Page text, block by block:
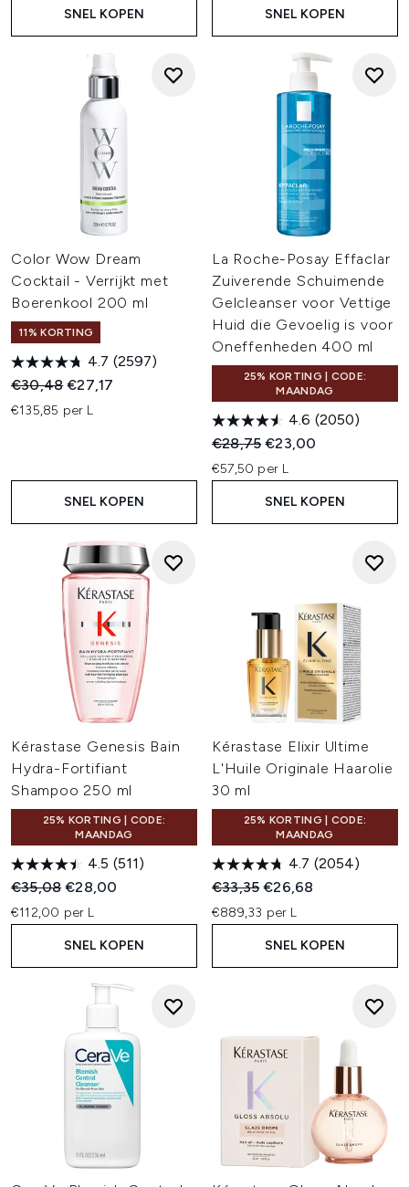
SNEL KOPEN SNEL KOPEN
Color Wow Dream
Cocktail - Verrijkt met
Boerenkool 200 ml
11% KORTING
4.7 (2597)
Recommended Retail Price:
€30,48Huidige prijs:
€27,17
€135,85 per L
SNEL KOPEN
La Roche-Posay Effaclar
Zuiverende Schuimende
Gelcleanser voor Vettige
Huid die Gevoelig is voor
Oneffenheden 400 ml
25% KORTING | CODE:
MAANDAG
4.6 (2050)
Recommended Retail Price:
€28,75Huidige prijs:
€23,00
€57,50 per L
SNEL KOPEN
Kérastase Genesis Bain
Hydra-Fortifiant
Shampoo 250 ml
25% KORTING | CODE:
MAANDAG
4.5 (511)
Recommended Retail Price:
€35,08Huidige prijs:
€28,00
€112,00 per L
SNEL KOPEN
Kérastase Elixir Ultime
L'Huile Originale Haarolie
30 ml
25% KORTING | CODE:
MAANDAG
4.7 (2054)
Recommended Retail Price:
€33,35Huidige prijs:
€26,68
€889,33 per L
SNEL KOPEN